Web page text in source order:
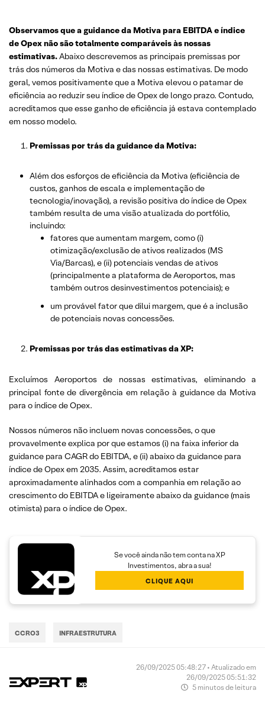
Observamos que a guidance da Motiva para EBITDA e índice
de Opex não são totalmente comparáveis às nossas
estimativas.Abaixo descrevemos as principais premissas por
trás dos números da Motiva e das nossas estimativas. De modo
geral, vemos positivamente que a Motiva elevou o patamar de
eficiência ao reduzir seu índice de Opex de longo prazo. Contudo,
acreditamos que esse ganho de eficiência já estava contemplado
em nosso modelo.
Premissas por trás da guidance da Motiva:
Além dos esforços de eficiência da Motiva (eficiência de
custos, ganhos de escala e implementação de
tecnologia/inovação), a revisão positiva do índice de Opex
também resulta de uma visão atualizada do portfólio,
incluindo:
fatores que aumentam margem, como (i)
otimização/exclusão de ativos realizados (MS
Via/Barcas), e (ii) potenciais vendas de ativos
(principalmente a plataforma de Aeroportos, mas
também outros desinvestimentos potenciais); e
um provável fator que dilui margem, que é a inclusão
de potenciais novas concessões.
Premissas por trás das estimativas da XP:
Excluímos Aeroportos de nossas estimativas, eliminando a
principal fonte de divergência em relação à guidance da Motiva
para o índice de Opex.
Nossos números não incluem novas concessões, o que
provavelmente explica por que estamos (i) na faixa inferior da
guidance para CAGR do EBITDA, e (ii) abaixo da guidance para
índice de Opex em 2035. Assim, acreditamos estar
aproximadamente alinhados com a companhia em relação ao
crescimento do EBITDA e ligeiramente abaixo da guidance (mais
otimista) para o índice de Opex.
Se você ainda não tem conta na XP
Investimentos, abra a sua!
CLIQUE AQUI
CCRO3 INFRAESTRUTURA
26/09/2025 05:48:27 • Atualizado em
26/09/2025 05:51:32
5 minutos de leitura